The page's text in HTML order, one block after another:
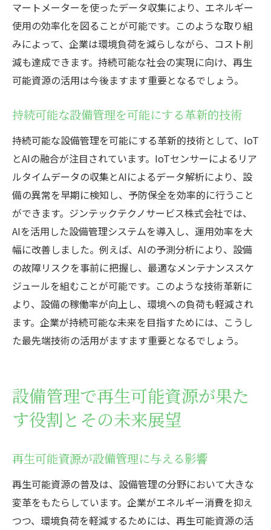
設備管理の効率化を実現する実践例
再生可能資源がもたらす設備管理の進化
持続可能な設備管理を実現するための再生可能
資源の選び方
再生可能資源の選定基準とその評価方法
選択
効果的な資源管理のための選択肢の比較
再生可能資源導入におけるコストと利益の
分析
企業が考慮すべき環境への影響
持続可能な設備管理へのステップバイステ
ップガイド
マートメーターを使ったデータ収集により、エネルギー
使用の効率化を図ることが可能です。このような取り組
みによって、企業は環境負荷を減らしながら、コスト削
減も達成できます。持続可能な社会の実現に向け、再生
可能資源の活用は今後ますます重要となるでしょう。
持続可能な設備管理を可能にする革新的技術
持続可能な設備管理を可能にする革新的技術として、IoT
とAIの融合が注目されています。IoTセンサーによるリア
ルタイムデータの収集とAIによるデータ解析により、設
備の異常を早期に検知し、予防保全を効率的に行うこと
ができます。ジンテックテクノサービス株式会社では、
AIを活用した設備管理システムを導入し、運用効率を大
幅に改善しました。例えば、AIの予測分析により、設備
の故障リスクを事前に把握し、最適なメンテナンススケ
ジュールを組むことが可能です。このような技術革新に
より、設備の稼働率が向上し、環境への負荷も軽減され
ます。企業が持続可能な未来を目指すためには、こうし
た最先端技術の活用がますます重要となるでしょう。
設備管理で再生可能資源が果た
す役割とその未来展望
再生可能資源が設備管理に与える影響
再生可能資源の普及は、設備管理の分野において大きな
変革をもたらしています。企業がエネルギー消費を抑え
つつ、環境負荷を軽減するためには、再生可能資源の活